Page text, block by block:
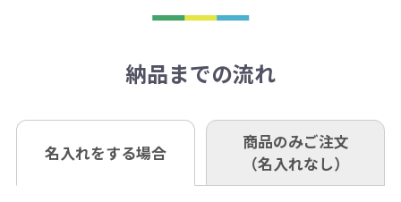
アラートに従って数を調整してくだ
います。あらかじめご了承くださ
※不良商品は商品到着後7営業日以
お問合せ先
相談下さい。
なお、印刷代はボリュームディスカ
同じ版で多くの数量を印刷すると、1
個当たりの印刷代単価がお安くなり
■ゆうちょ銀行（振替口座）
口座名 株式会社モノベーション
※振り込み手数料はお客さま負担と
なりますのでご注意ください。
ご入金確認後約3週間となります。
定しているものもあります。
あれば、午前中までにご注文とご入
金いただければ翌日着でお送りする
き別途申し受けます。
も複数ヶ所への納品の場合、別途送
料頂戴する場合がございます。
納品までの流れ
名入れをする場合
商品のみご注文
（名入れなし）